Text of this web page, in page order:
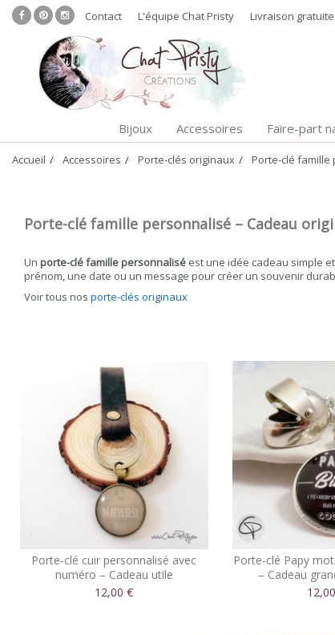
Contact L'équipe Chat Pristy Livraison gratuite
Bijoux Accessoires Faire-part
Accueil Accessoires Porte-clés originaux Porte-clé famille
Porte-clé famille personnalisé – Cadeau
Un porte-clé famille personnalisé est une idée cadeau simple
prénom, une date ou un message pour créer un souvenir
Voir tous nos porte-clés originaux
Porte-clé cuir personnalisé avec
numéro – Cadeau utile
12,00 €
Porte-clé Papy
– Cadeau